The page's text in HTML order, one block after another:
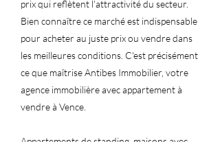
prix qui reflètent l'attractivité du secteur.
Bien connaître ce marché est indispensable
pour acheter au juste prix ou vendre dans
les meilleures conditions. C'est précisément
ce que maîtrise Antibes Immobilier, votre
agence immobilière avec appartement à
vendre à Vence.